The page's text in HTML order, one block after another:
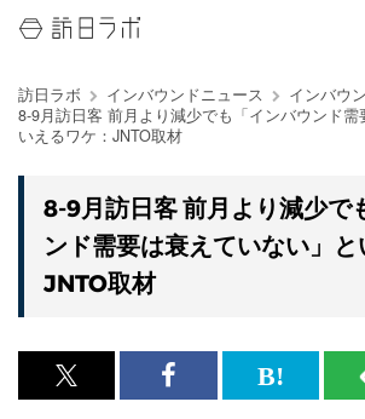
訪日ラボ インバウンドニュース
インバウ
8-9月訪日客 前月より減少でも「インバウンド需
いえるワケ：JNTO取材
8-9月訪日客 前月より減少で
ンド需要は衰えていない」と
JNTO取材
x<br>
Facebook<br>
は